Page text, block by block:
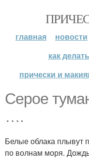
главная новости
как
прически и
Серое
….
Белые облака плывут
по волнам моря.